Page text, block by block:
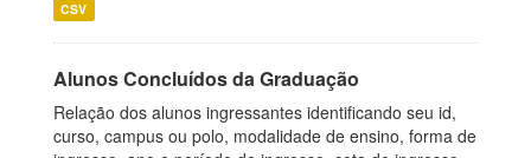
CSV
Alunos Concluídos da Graduação
Relação dos alunos ingressantes identificando seu id,
curso, campus ou polo, modalidade de ensino, forma de